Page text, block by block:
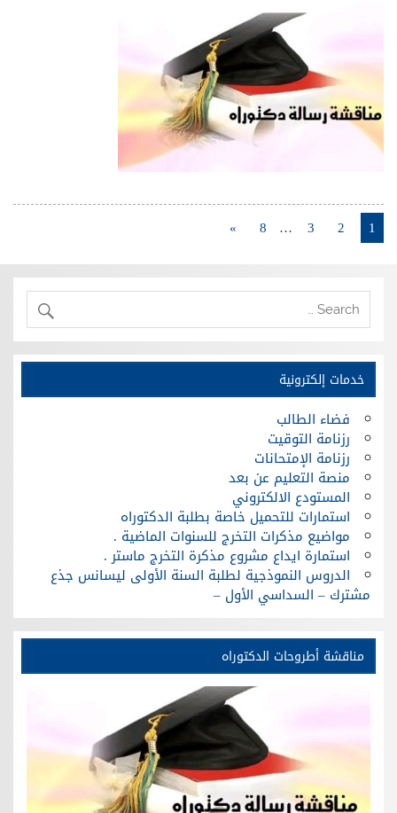
1
2
3
…
8
»
خدمات إلكترونية
فضاء الطالب
رزنامة التوقيت
رزنامة الإمتحانات
منصة التعليم عن بعد
المستودع الالكتروني
استمارات للتحميل خاصة بطلبة الدكتوراه
مواضيع مذكرات التخرج للسنوات الماضية .
استمارة ايداع مشروع مذكرة التخرج ماستر .
الدروس النموذجية لطلبة السنة الأولى ليسانس جذع
مشترك – السداسي الأول –
مناقشة أطروحات الدكتوراه